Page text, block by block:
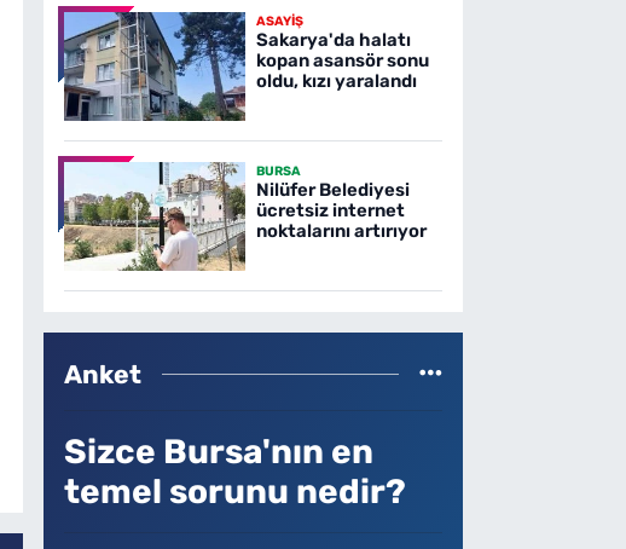
ASAYİŞ
Sakarya'da halatı
kopan asansör sonu
oldu, kızı yaralandı
BURSA
Nilüfer Belediyesi
ücretsiz internet
noktalarını artırıyor
Anket
Sizce Bursa'nın en
temel sorunu nedir?